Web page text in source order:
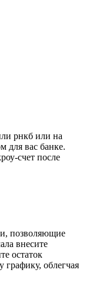
рнкб или на
для вас банке.
счет после
позволяющие
внесите
остаток
облегчая